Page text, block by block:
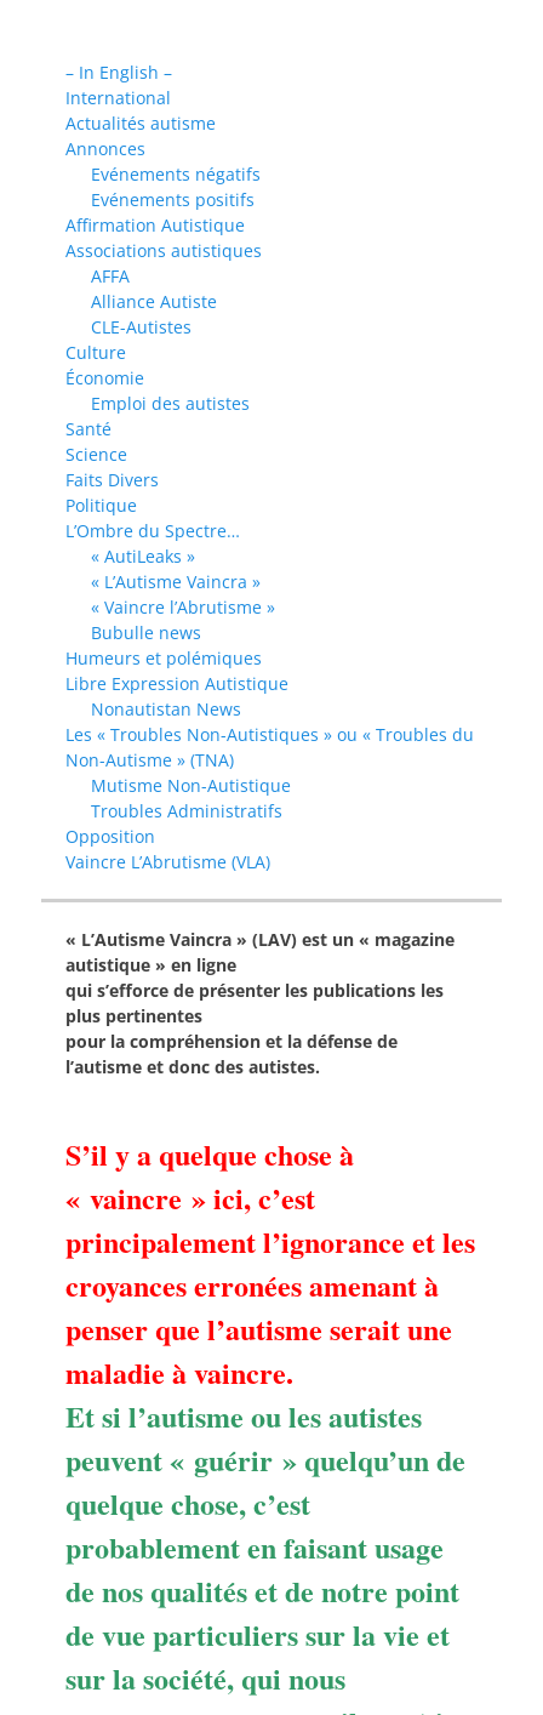
– In English –
International
Actualités autisme
Annonces
Evénements négatifs
Evénements positifs
Affirmation Autistique
Associations autistiques
AFFA
Alliance Autiste
CLE-Autistes
Culture
Économie
Emploi des autistes
Santé
Science
Faits Divers
Politique
L’Ombre du Spectre…
« AutiLeaks »
« L’Autisme Vaincra »
« Vaincre l’Abrutisme »
Bubulle news
Humeurs et polémiques
Libre Expression Autistique
Nonautistan News
Les « Troubles Non-Autistiques » ou « Troubles du
Non-Autisme » (TNA)
Mutisme Non-Autistique
Troubles Administratifs
Opposition
Vaincre L’Abrutisme (VLA)
« L’Autisme Vaincra » (LAV) est un « magazine
autistique » en ligne
qui s’efforce de présenter les publications les
plus pertinentes
pour la compréhension et la défense de
l’autisme et donc des autistes.
S’il y a quelque chose à
« vaincre » ici, c’est
principalement l’ignorance et les
croyances erronées amenant à
penser que l’autisme serait une
maladie à vaincre.
Et si l’autisme ou les autistes
peuvent « guérir » quelqu’un de
quelque chose, c’est
probablement en faisant usage
de nos qualités et de notre point
de vue particuliers sur la vie et
sur la société, qui nous